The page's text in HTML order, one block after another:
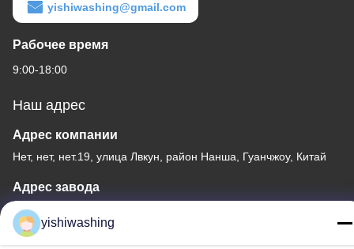
yishiwashing@gmail.com
Рабочее время
9:00-18:00
Наш адрес
Адрес компании
Нет, нет, нет.19, улица Лвкун, район Нанша, Гуанчжоу, Китай
Адрес завода
Нет, нет, нет.19, улица Лвкун, район Нанша, Гуанчжоу, Китай
Телефон
yishiwashing